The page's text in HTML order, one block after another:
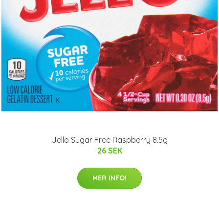
Jello Sugar Free Raspberry 8.5g
26 SEK
MER INFO!